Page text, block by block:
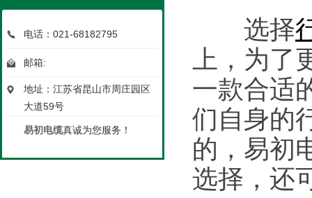
电话：021-68182795
邮箱:
地址：江苏省昆山市周庄园区
大道59号
易初电缆真诚为您服务！
选择
上，为
一款合适
们自身的
的，易初
选择，还